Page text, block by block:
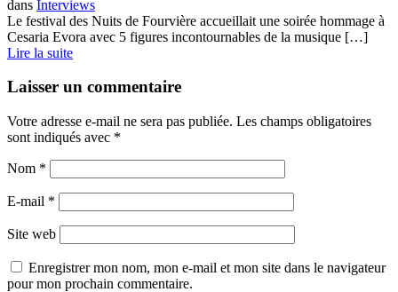
dans Interviews
Le festival des Nuits de Fourvière accueillait une soirée hommage à
Cesaria Evora avec 5 figures incontournables de la musique […]
Lire la suite
Laisser un commentaire
Votre adresse e-mail ne sera pas publiée. Les champs obligatoires
sont indiqués avec *
Nom *
E-mail *
Site web
Enregistrer mon nom, mon e-mail et mon site dans le navigateur
pour mon prochain commentaire.